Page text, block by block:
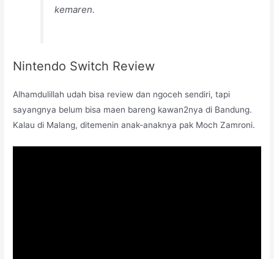
kemaren.
Nintendo Switch Review
Alhamdulillah udah bisa review dan ngoceh sendiri, tapi
sayangnya belum bisa maen bareng kawan2nya di Bandung.
Kalau di Malang, ditemenin anak-anaknya pak Moch Zamroni.